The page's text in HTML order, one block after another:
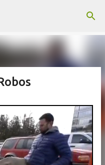
principal